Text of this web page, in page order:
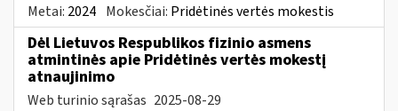
Metai: 2024 Mokesčiai: Pridėtinės vertės mokestis
Dėl Lietuvos Respublikos fizinio asmens
atmintinės apie Pridėtinės vertės mokestį
atnaujinimo
Web turinio sąrašas 2025-08-29